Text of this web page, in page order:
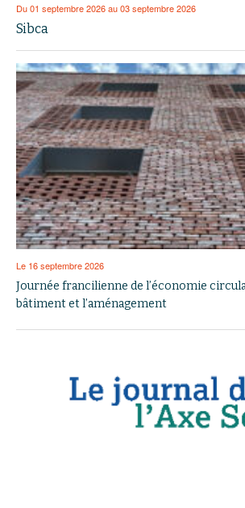
Du 01 septembre 2026 au 03 septembre 2026
Sibca
Le 16 septembre 2026
Journée francilienne de l’économie
bâtiment et l’aménagement